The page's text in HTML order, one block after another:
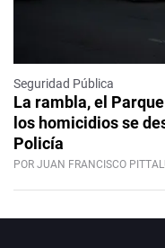
Seguridad Pública
La rambla, el
los homicidios se
Policía
POR JUAN FRANCISCO